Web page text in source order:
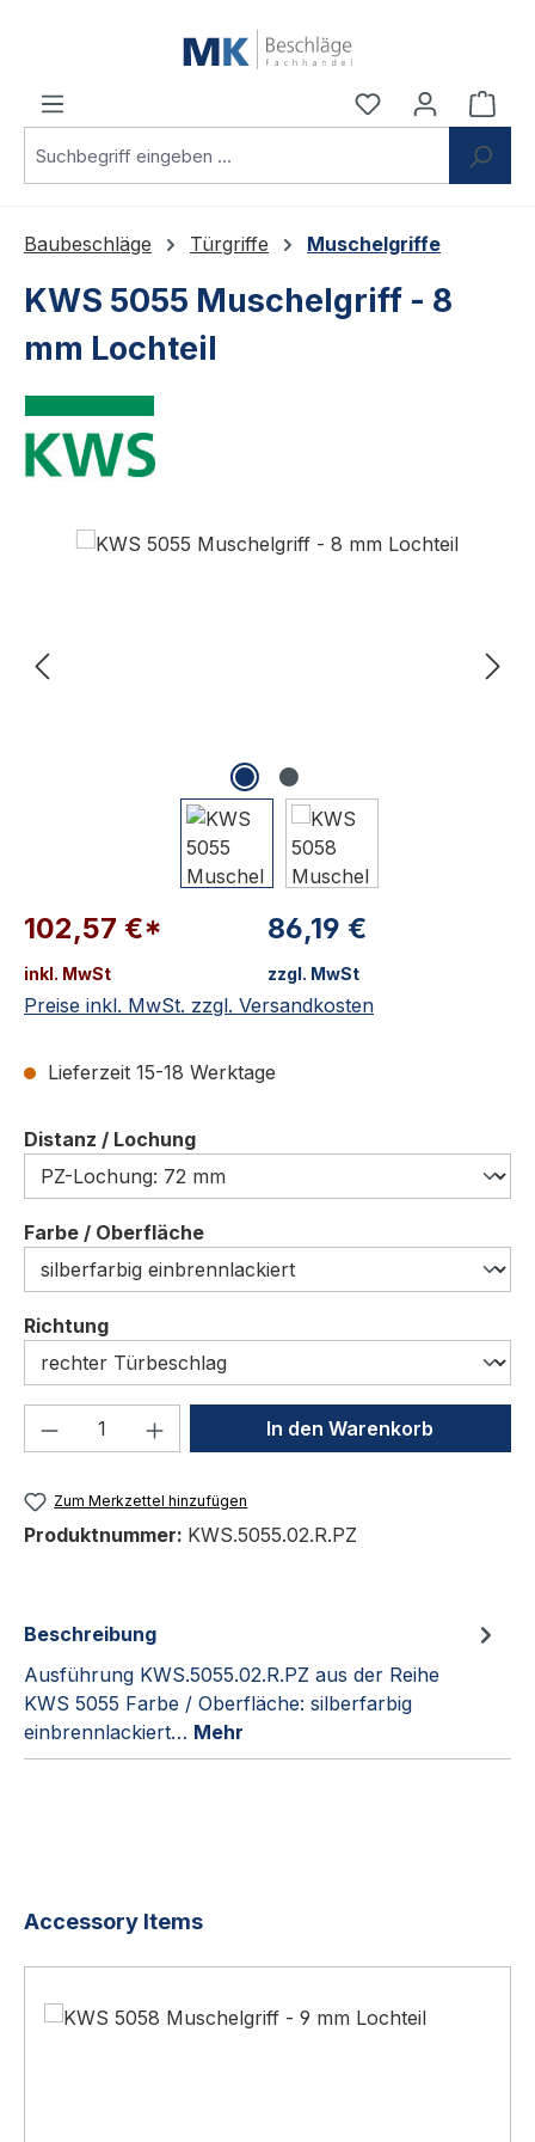
Du hast 0
Baubeschläge Türgriffe Muschelgriffe
KWS 5055 Muschelgriff - 8
mm Lochteil
102,57 €*
inkl. MwSt
86,19 €
zzgl. MwSt
Preise inkl. MwSt. zzgl. Versandkosten
Lieferzeit 15-18 Werktage
Distanz / Lochungauswählen
Farbe / Oberflächeauswählen
Richtungauswählen
Produkt Anzahl: Gib denIn den Warenkorb
Zum Merkzettel hinzufügen
Produktnummer: KWS.5055.02.R.PZ
Beschreibung
Ausführung KWS.5055.02.R.PZ aus der Reihe
KWS 5055 Farbe / Oberfläche: silberfarbig
einbrennlackiert… Mehr
Produktgalerie überspringen
Accessory Items